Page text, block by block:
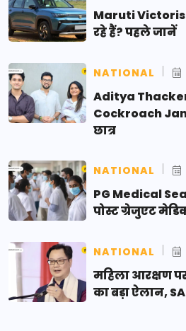
Maruti Victoris
रहे हैं? पहले जानें
NATIONAL
Aditya
Cockroach
छात्र
NATIONAL
PG Medical
पोस्ट ग्रेजुएट
NATIONAL
महिला आरक्षण
का बड़ा ऐलान,